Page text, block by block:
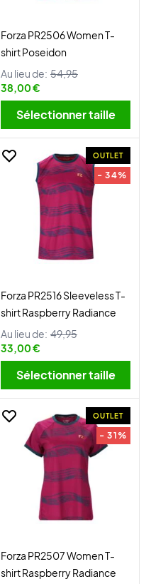
Forza PR2506 Women T-
shirt Poseidon
Au lieu de: 54,95
38,00 €
Sélectionner taille
OUTLET
- 34%
Forza PR2516 Sleeveless T-
shirt Raspberry Radiance
Au lieu de: 49,95
33,00 €
Sélectionner taille
OUTLET
- 31%
Forza PR2507 Women T-
shirt Raspberry Radiance